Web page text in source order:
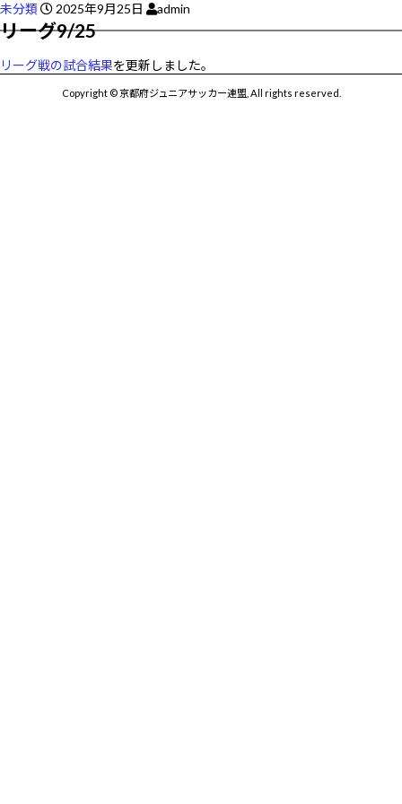
未分類 2025年9月25日 admin
リーグ9/25
リーグ戦の試合結果を更新しました。
Copyright © 京都府ジュニアサッカー連盟, All rights reserved.